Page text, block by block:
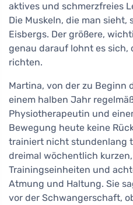
aktives und schmerzfreies
Die Muskeln, die man sieht,
Eisbergs. Der größere,
genau darauf lohnt es sich,
richten.
Martina, von der zu Beginn
einem halben Jahr
Physiotherapeutin und
Bewegung heute keine
trainiert nicht stundenlang
dreimal wöchentlich
Trainingseinheiten und
Atmung und Haltung. Sie
vor der Schwangerschaft,